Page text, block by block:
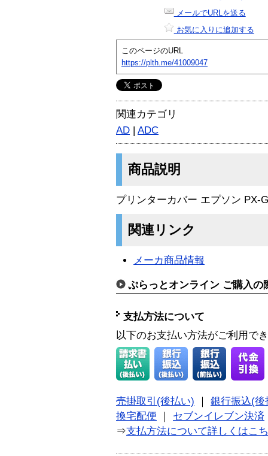
メールでURLを送る
お気に入りに追加する
このページのURL
https://plth.me/41009047
関連カテゴリ
AD | ADC
商品説明
プリンターカバー エプソン PX-
関連リンク
メーカ商品情報
ぷらっとオンライン ご購入の
支払方法について
以下のお支払い方法がご利用で
売掛取引(後払い)
銀行振込(後
換宅配便
セブンイレブン決済
⇒支払方法について詳しくはこ